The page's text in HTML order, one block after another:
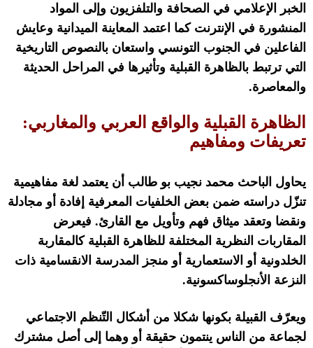
الخبر الإعلامي في الصحافة والتلفزيون وإلى المواد
المنشورة في الإنترنت كما اعتمد المعاينة الميدانية وعايش
الفاعلين في الجنوب التونسي واستعان بالنصوص التاريخية
التي ترتبط بالظاهرة القبلية وتأثيرها في المراحل الحديثة
والمعاصرة.
الظاهرة القبلية والواقع العربي والمغاربي:
تعريفات ومفاهيم
يحاول الباحث محمد نجيب بو طالب أن يعتمد لغة مفاهيمية
تنزّل دراسته ضمن بعض الخلفيات المعرفية إفادة أو مجادلة
ونقضا وتعقد ميثاق فهم وتأويل مع القارئ. فيعرض
المقاربات النظرية المختلفة للظاهرة القبلية كالمقاربة
الخلدونية أو الاستعمارية أو منجز المدرسة الانقسامية ذات
النزعة الأنجلوساكسونية.
ويعرّف القبيلة بكونها شكلا من أشكال التّنظم الاجتماعي
لجماعة من الناس ينتمون حقيقة أو وهما إلى أصل مشترك